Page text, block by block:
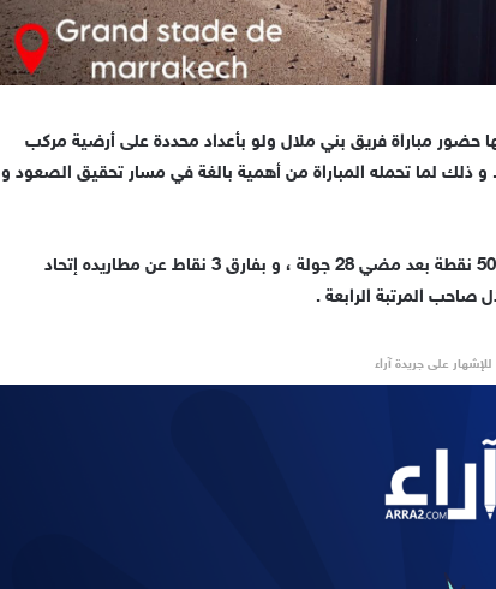
حضور مباراة فريق بني ملال ولو بأعداد محددة على أرضية مركب
لما تحمله المباراة من أهمية بالغة في مسار تحقيق الصعود و
هذا و يحتل الكوكب المراكشي المرتبة الأولى برصيد 50 نقطة بعد مضي 28 جولة ، و بفارق 3 نقاط عن مطاريده إتحاد
صاحب المرتبة الرابعة .
للإشهار على جريدة آراء